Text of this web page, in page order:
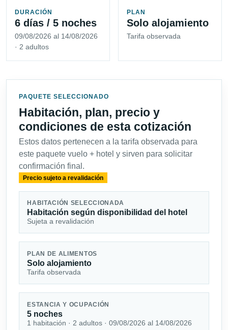
DURACIÓN
6 días / 5 noches
09/08/2026 al 14/08/2026
· 2 adultos
PLAN
Solo alojamiento
Tarifa observada
PAQUETE SELECCIONADO
Habitación, plan, precio y
condiciones de esta cotización
Estos datos pertenecen a la tarifa observada para
este paquete vuelo + hotel y sirven para solicitar
confirmación final.
Precio sujeto a revalidación
HABITACIÓN SELECCIONADA
Habitación según disponibilidad del hotel
Sujeta a revalidación
PLAN DE ALIMENTOS
Solo alojamiento
Tarifa observada
ESTANCIA Y OCUPACIÓN
5 noches
1 habitación · 2 adultos · 09/08/2026 al 14/08/2026